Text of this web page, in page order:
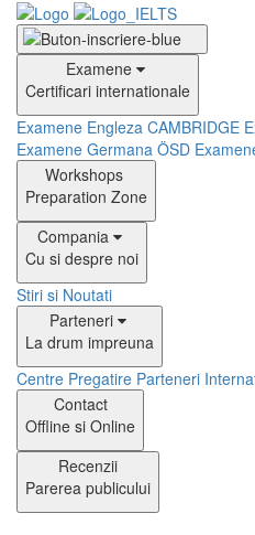
Examene
Certificari internationale
Examene Engleza CAMBRIDGE
Examene Germana ÖSD
Workshops
Preparation Zone
Compania
Cu si despre noi
Stiri si Noutati
Parteneri
La drum impreuna
Centre Pregatire Parteneri
Contact
Offline si Online
Recenzii
Parerea publicului